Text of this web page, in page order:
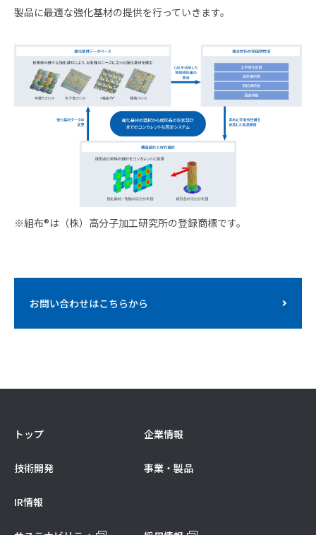
製品に最適な強化基材の提供を行っていきます。
※組布®は（株）高分子加工研究所の登録商標です。
お問い合わせはこちらから
トップ 企業情報
技術開発 事業・製品
IR情報